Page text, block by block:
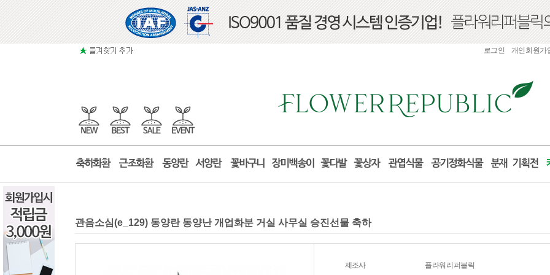
로그인 개인회원가
관음소심(e_129) 동양란 동양난 개업화분 거실 사무실 승진선물 축하
제조사 플라워리퍼블릭